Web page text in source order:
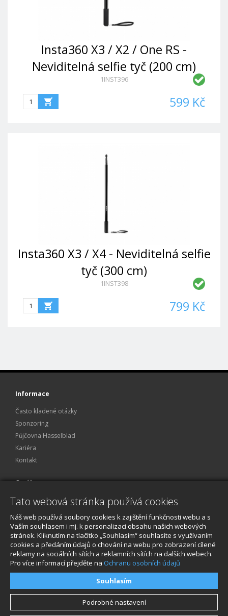
Insta360 X3 / X2 / One RS -
Neviditelná selfie tyč (200 cm)
1INST396
599 Kč
Insta360 X3 / X4 - Neviditelná selfie
tyč (300 cm)
1INST398
799 Kč
Informace
Často kladené otázky
Sponzoring
Půjčovna Hasselblad
Kariéra
Kontakt
O nákupu
Obchodní podmínky
Reklamace a servis
O nákupu
Souhlasím
Podrobné nastavení
Tato webová stránka používá cookies
Náš web používá soubory cookies k zajištění funkčnosti webu a s
Vaším souhlasem i mj. k personalizaci obsahu našich webových
stránek. Kliknutím na tlačítko „Souhlasím“ souhlasíte s využívaním
cookies a předáním údajů o chování na webu pro zobrazení cílené
reklamy na sociálních sítích a reklamních sítích na dalších webech.
Pro více informací přejděte na Ochranu osobních údajů